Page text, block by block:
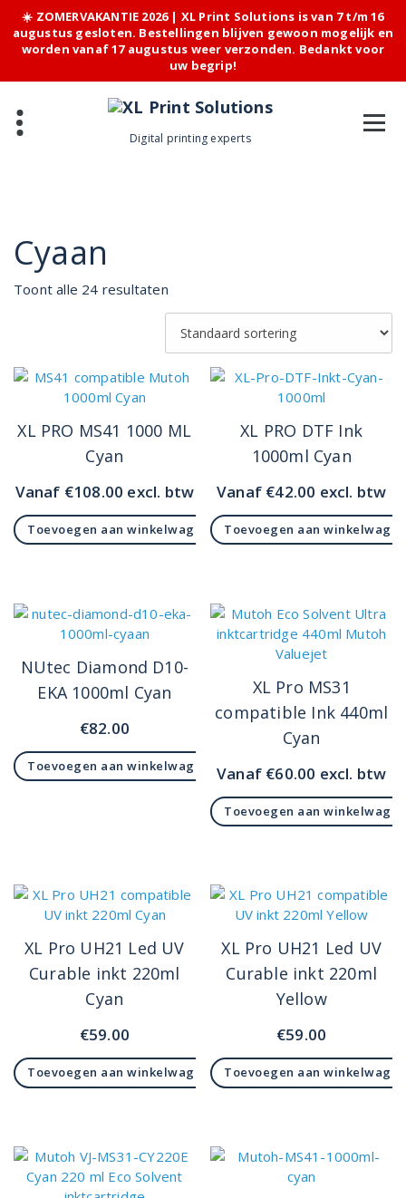
☀️ ZOMERVAKANTIE 2026 | XL Print Solutions is van 7 t/m 16
augustus gesloten. Bestellingen blijven gewoon mogelijk en
worden vanaf 17 augustus weer verzonden. Bedankt voor
uw begrip!
content
Digital printing experts
Cyaan
Toont alle 24 resultaten
XL PRO MS41 1000 ML
Cyan
Vanaf €108.00 excl. btw
Toevoegen aan winkelwagen
XL PRO DTF Ink
1000ml Cyan
Vanaf €42.00 excl. btw
Toevoegen aan winkelwagen
NUtec Diamond D10-
EKA 1000ml Cyan
€82.00
Toevoegen aan winkelwagen
XL Pro MS31
compatible Ink 440ml
Cyan
Vanaf €60.00 excl. btw
Toevoegen aan winkelwagen
XL Pro UH21 Led UV
Curable inkt 220ml
Cyan
€59.00
Toevoegen aan winkelwagen
XL Pro UH21 Led UV
Curable inkt 220ml
Yellow
€59.00
Toevoegen aan winkelwagen